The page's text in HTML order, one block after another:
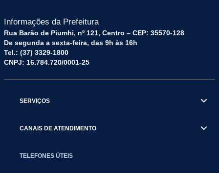
Informações da Prefeitura
Rua Barão de Piumhi, nº 121, Centro – CEP: 35570-128
De segunda a sexta-feira, das 9h às 16h
Tel.: (37) 3329-1800
CNPJ: 16.784.720/0001-25
SERVIÇOS
CANAIS DE ATENDIMENTO
TELEFONES ÚTEIS